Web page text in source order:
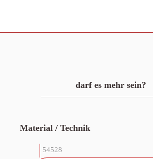
darf es mehr sein?
Material / Technik
54528